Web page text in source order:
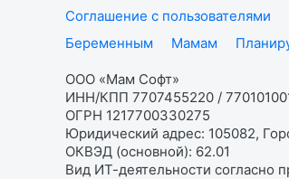
Соглашение с пользователями
Беременным
Мамам
ООО «Мам Софт»
ИНН/КПП 7707455220 /
ОГРН 1217700330275
Юридический адрес: 105082,
ОКВЭД (основной): 62.01
Вид ИТ-деятельности согласно